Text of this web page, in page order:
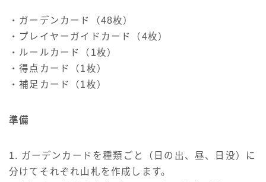
・ガーデンカード（48枚）
・プレイヤーガイドカード（4枚）
・ルールカード（1枚）
・得点カード（1枚）
・補足カード（1枚）
準備
1. ガーデンカードを種類ごと（日の出、昼、日没）に
分けてそれぞれ山札を作成します。